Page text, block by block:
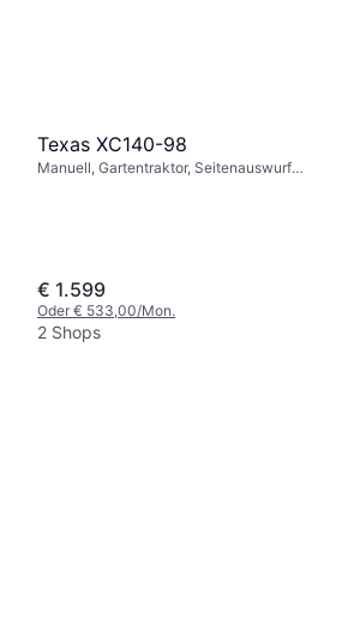
Texas XC140-98
Manuell, Gartentraktor, Seitenauswurf,
€ 1.599
Oder € 533,00/Mon.
2 Shops